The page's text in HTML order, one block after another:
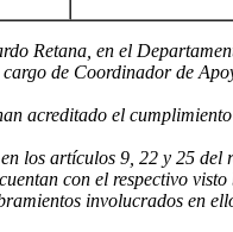
Retana, en el
de Coordinador de
acreditado el
los artículos 9, 22 y 25 del
con el respectivo
involucrados en